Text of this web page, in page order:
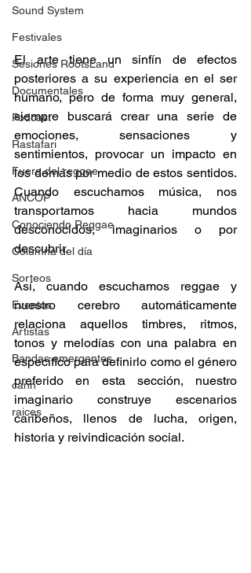
Sound System
Festivales
Sesiones RootsLand
Documentales
Podcast
Rastafari
Fuera del reggae
ANCOP
Conociendo Reggae
Columna del día
Sorteos
Eventos
Artistas
Bandas emergentes
cann
raices
El arte tiene un sinfín de efectos
posteriores a su experiencia en el ser
humano, pero de forma muy general,
siempre buscará crear una serie de
emociones, sensaciones y
sentimientos, provocar un impacto en
los demás por medio de estos sentidos.
Cuando escuchamos música, nos
transportamos hacia mundos
desconocidos, imaginarios o por
descubrir.
Así, cuando escuchamos reggae y
nuestro cerebro automáticamente
relaciona aquellos timbres, ritmos,
tonos y melodías con una palabra en
específico para definirlo como el género
preferido en esta sección, nuestro
imaginario construye escenarios
caribeños, llenos de lucha, origen,
historia y reivindicación social.